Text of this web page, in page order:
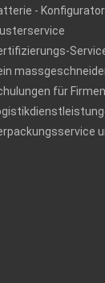
- Konfigurator
für